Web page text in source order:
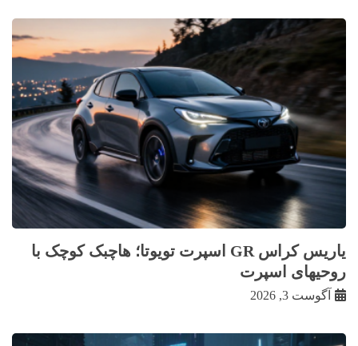
یاریس کراس GR اسپرت تویوتا؛ هاچبک کوچک با
روحیهای اسپرت
آگوست 3, 2026